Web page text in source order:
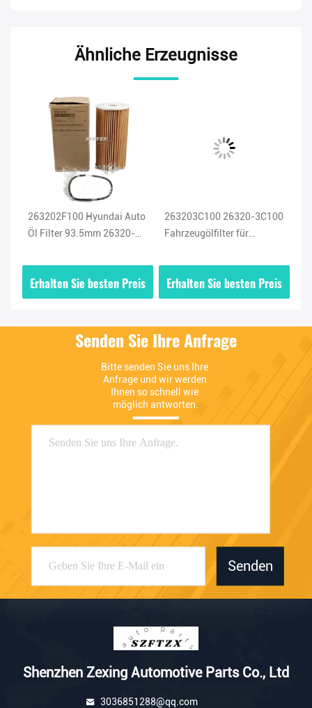
Ähnliche Erzeugnisse
263202F100 Hyundai Auto
Öl Filter 93.5mm 26320-
Santa Fa KIA
Erhalten Sie besten Preis
263203C100 26320-3C100
Fahrzeugölfilter für
Sonata KIA Sedona
Sorento 3.3L 3.8L
Erhalten Sie besten Preis
Senden Sie Ihre Anfrage
Bitte senden Sie uns Ihre
Anfrage und wir werden
Ihnen so schnell wie
möglich antworten.
Senden
Shenzhen Zexing Automotive Parts Co., Ltd
3036851288@qq.com